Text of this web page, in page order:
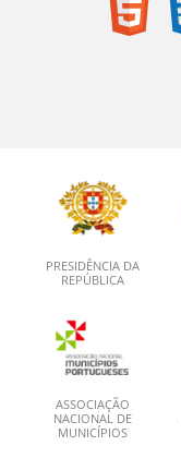
PRESIDÊNCIA DA
REPÚBLICA
ASSOCIAÇÃO
NACIONAL DE
MUNICÍPIOS